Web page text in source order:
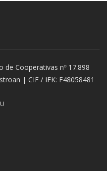
Cooperativas nº 17.898
| CIF / IFK: F48058481